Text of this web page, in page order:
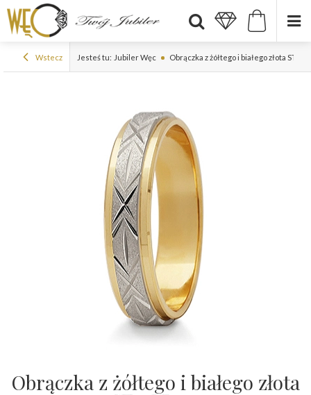
Wstecz Jesteś tu: Jubiler Węc Obrączka z żółtego i białego złota ST-
Obrączka z żółtego i białego złota